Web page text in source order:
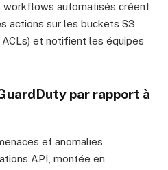
workflows automatisés créent
actions sur les buckets S3
et notifient les équipes
par rapport à
et anomalies
API, montée en